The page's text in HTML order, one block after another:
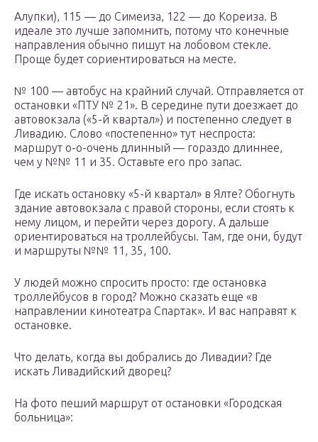
Алупки), 115 — до Симеиза, 122 — до Кореиза. В
идеале это лучше запомнить, потому что конечные
направления обычно пишут на лобовом стекле.
Проще будет сориентироваться на месте.
№ 100 — автобус на крайний случай. Отправляется от
остановки «ПТУ № 21». В середине пути доезжает до
автовокзала («5-й квартал») и постепенно следует в
Ливадию. Слово «постепенно» тут неспроста:
маршрут о-о-очень длинный — гораздо длиннее,
чем у №№ 11 и 35. Оставьте его про запас.
Где искать остановку «5-й квартал» в Ялте? Обогнуть
здание автовокзала с правой стороны, если стоять к
нему лицом, и перейти через дорогу. А дальше
ориентироваться на троллейбусы. Там, где они, будут
и маршруты №№ 11, 35, 100.
У людей можно спросить просто: где остановка
троллейбусов в город? Можно сказать еще «в
направлении кинотеатра Спартак». И вас направят к
остановке.
Что делать, когда вы добрались до Ливадии? Где
искать Ливадийский дворец?
На фото пеший маршрут от остановки «Городская
больница»: